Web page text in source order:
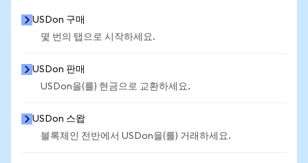
USDon 구매
몇 번의 탭으로 시작하세요.
USDon 판매
USDon을(를) 현금으로 교환하세요.
USDon 스왑
블록체인 전반에서 USDon을(를) 거래하세요.